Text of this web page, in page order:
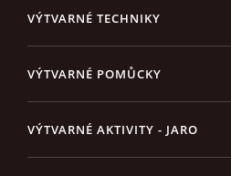
VÝTVARNÉ TECHNIKY
VÝTVARNÉ POMŮCKY
VÝTVARNÉ AKTIVITY - JARO